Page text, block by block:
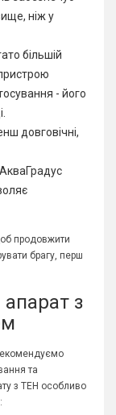
ніж у
більшій
- його
довговічні,
АкваГрадус
продовжити
брагу, перш
з
та
з ТЕН особливо